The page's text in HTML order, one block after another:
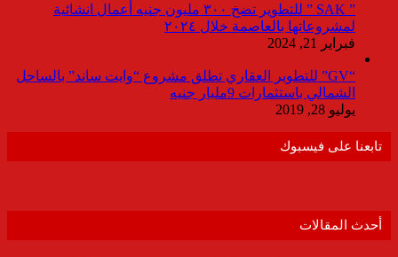
” SAK ” للتطوير تضخ ٣٠٠ مليون جنيه أعمال انشائية
لمشروعاتها بالعاصمة خلال ٢٠٢٤
فبراير 21, 2024
“GV” للتطوير العقاري تطلق مشروع “وايت ساند” بالساحل
الشمالي باستثمارات 9مليار جنيه
يوليو 28, 2019
تابعنا على فيسبوك
أحدث المقالات